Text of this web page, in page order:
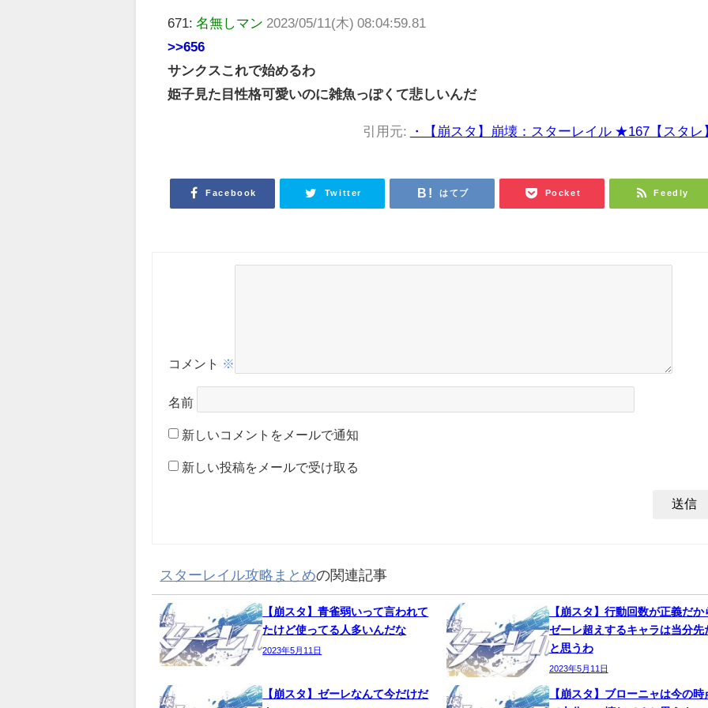
671:名無しマン 2023/05/11(木) 08:04:59.81
>>656
サンクスこれで始めるわ
姫子見た目性格可愛いのに雑魚っぽくて悲しいんだ
引用元: ・【崩スタ】崩壊：スターレイル ★167【スタレ
Facebook Twitter はてブ Pocket Feedly
コメント ※
名前
新しいコメントをメールで通知
新しい投稿をメールで受け取る
スターレイル攻略まとめの関連記事
【崩スタ】青雀弱いって言われて
たけど使ってる人多いんだな
2023年5月11日
【崩スタ】行動回数が正義だか
ゼーレ超えするキャラは当分先
と思うわ
2023年5月11日
【崩スタ】ゼーレなんて今だけだ
【崩スタ】ブローニャは今の時